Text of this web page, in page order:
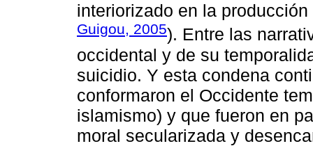
interiorizado en la
Guigou, 2005). Entre las
occidental y de su
suicidio. Y esta condena
conformaron el Occidente
islamismo) y que fueron en
moral secularizada y